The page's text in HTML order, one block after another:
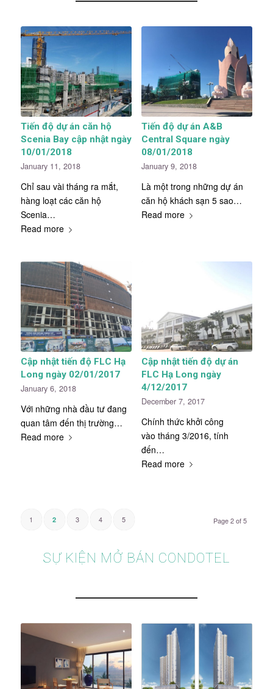
Tiến độ dự án căn hộ
Scenia Bay cập nhật ngày
10/01/2018
January 11, 2018
Chỉ sau vài tháng ra mắt,
hàng loạt các căn hộ
Scenia…
Read more
Tiến độ dự án A&B
Central Square ngày
08/01/2018
January 9, 2018
Là một trong những dự án
căn hộ khách sạn 5 sao…
Read more
Cập nhật tiến độ FLC Hạ
Long ngày 02/01/2017
January 6, 2018
Với những nhà đầu tư đang
quan tâm đến thị trường…
Read more
Cập nhật tiến độ dự án
FLC Hạ Long ngày
4/12/2017
December 7, 2017
Chính thức khởi công
vào tháng 3/2016, tính
đến…
Read more
Page 2 of 5
1 2 3 4 5
SỰ KIỆN MỞ BÁN CONDOTEL